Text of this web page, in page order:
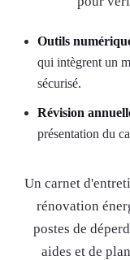
Outils
qui intègrent un
sécurisé.
Révision
présentation du
Un carnet
rénovation
postes de
aides et de